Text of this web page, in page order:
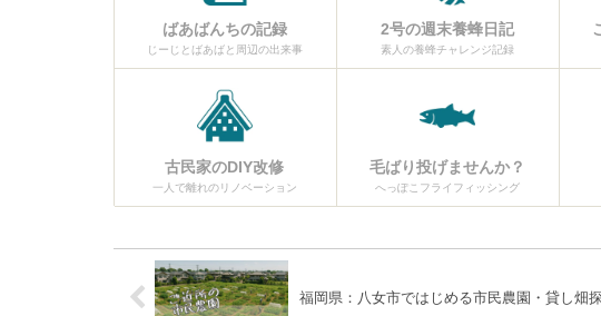
ばあばんちの記録
じーじとばあばと周辺の出来事
2号の週末養蜂日記
素人の養蜂チャレンジ記録
古民家のDIY改修
一人で離れのリノベーション
毛ばり投げませんか？
へっぽこフライフィッシング
福岡県：八女市ではじめる市民農園・貸し畑